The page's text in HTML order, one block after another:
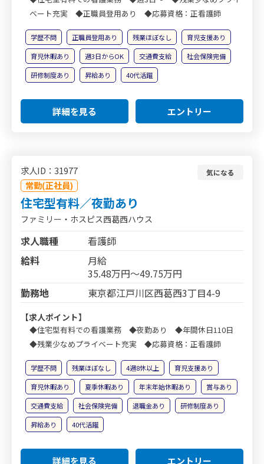
ベート充実 ◆正職員登用あり ◆応募資格：正看護師
学歴不問 正職員登用あり 残業ほぼなし
育児支援あり
育児休暇あり
週3日からOK 交通費支給
社会保険完備
研修制度あり
昇給あり 40代活躍
詳細を見る エントリー
求人ID：31977
常勤(正社員)
気になる
住宅型有料／夜勤あり
ファミリー・ホスピス西葛西ハウス
求人職種
看護師
給料
月給
35.48万円～49.75万円
勤務地
東京都江戸川区西葛西3丁目4-9
【求人ポイント】
◆住宅型有料での看護業務 ◆夜勤あり ◆年間休日110日
◆残業少なめプライベート充実 ◆応募資格：正看護師
学歴不問 残業ほぼなし 4週8休以上
育児支援あり
育児休暇あり
夏季休暇あり 年末年始休暇あり
賞与あり
交通費支給
社会保険完備 退職金あり
研修制度あり
昇給あり
40代活躍
詳細を見る エントリー